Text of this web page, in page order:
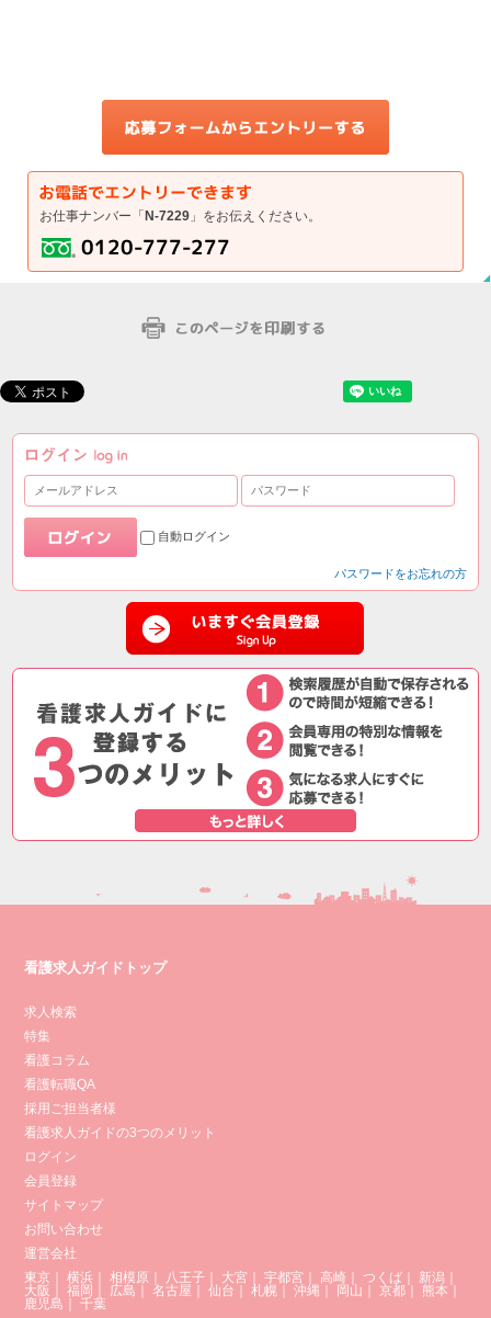
お仕事ナンバー「 N-7229 」をお伝えください。
自動ログイン
パスワードをお忘れの方
看護求人ガイドトップ
求人検索
特集
看護コラム
看護転職QA
採用ご担当者様
看護求人ガイドの3つのメリット
ログイン
会員登録
サイトマップ
お問い合わせ
運営会社
東京 ｜横浜 ｜相模原 ｜ 八王子 ｜ 大宮 ｜宇都宮 ｜高崎 ｜つくば ｜ 新潟 ｜
大阪
｜福岡 広島 ｜名古屋 ｜仙台 ｜札幌 ｜沖縄 ｜ 岡山 ｜京都｜ 熊本 ｜
鹿児島 ｜千葉